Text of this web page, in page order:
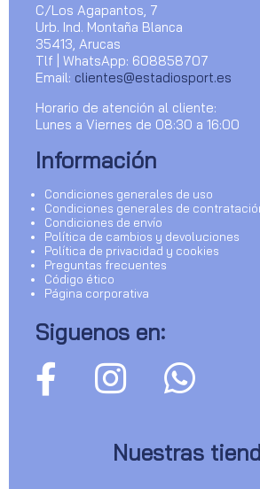
C/Los Agapantos, 7
Urb. Ind. Montaña Blanca
35413, Arucas
Tlf | WhatsApp: 608858707
Email: clientes@estadiosport.es
Horario de atención al cliente:
Lunes a Viernes de 08:30 a 16:00
Información
Condiciones generales de uso
Condiciones generales de
Condiciones de envío
Política de cambios y devoluciones
Política de privacidad y cookies
Preguntas frecuentes
Código ético
Página corporativa
Siguenos en:
Nuestras